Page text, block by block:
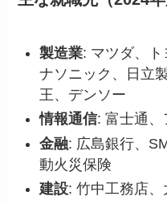
製造業: マツダ、
ナソニック、日立
王、デンソー
情報通信: 富士通
金融: 広島銀行、
動火災保険
建設: 竹中工務店、